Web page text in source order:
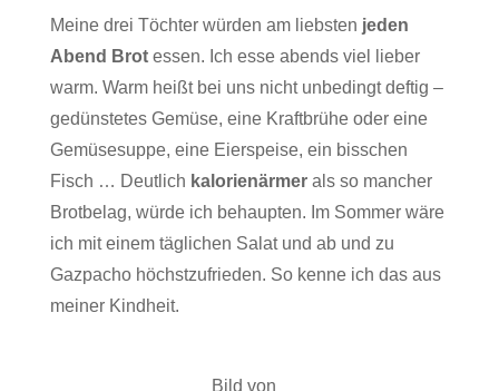
Meine drei Töchter würden am liebsten jeden
Abend Brotessen. Ich esse abends viel lieber
warm. Warm heißt bei uns nicht unbedingt deftig –
gedünstetes Gemüse, eine Kraftbrühe oder eine
Gemüsesuppe, eine Eierspeise, ein bisschen
Fisch … Deutlich kalorienärmer als so mancher
Brotbelag, würde ich behaupten. Im Sommer wäre
ich mit einem täglichen Salat und ab und zu
Gazpacho höchstzufrieden. So kenne ich das aus
meiner Kindheit.
Bild von